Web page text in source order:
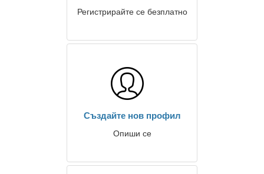
Регистрирайте се безплатно
Създайте нов профил
Опиши се